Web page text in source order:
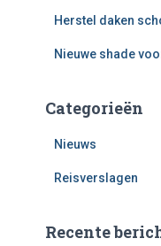
Herstel daken
Nieuwe shade
Categorieën
Nieuws
Reisverslagen
Recente